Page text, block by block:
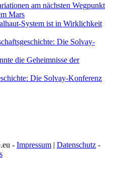
am nächsten Wegpunkt
Mars
System ist in Wirklichkeit
Die Solvay-
die Geheimnisse der
Die Solvay-Konferenz
- Impressum | Datenschutz -